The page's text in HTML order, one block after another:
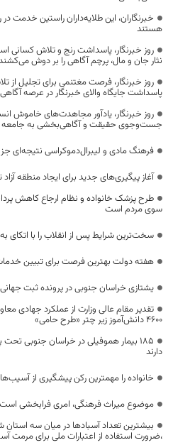
خبرنگاران، این طلایه‌داران راستین خدمت
هستند
روز خبرنگار، پاسداشت رنج و تلاش کسانی
نثار جان و مال، پرچم آگاهی را بر دوش
روز خبرنگار، فرصت مغتنمی برای تجلیل از
پاسداشت جایگاه والای خبرنگار در عرصه
روز خبرنگار، یادآور مجاهدت‌های خاموش
جست‌وجوی حقیقت و آگاهی‌بخشی به جامعه
فرهنگ مادی و لیبرال‌دموکراسی نتیجه‌ای
آغاز پیگیری‌های جدید برای ایجاد منطقه
طرح پزشک خانواده و نظام ارجاع کاهش
سوی مردم است
سخت‌ترین شرایط پس از انقلاب را با
هفته دولت بهترین فرصت برای تبیین
یشتازی خراسان جنوبی در پرونده ثبت
تقدیر مقام عالی وزارت از عملکرد جهادی
۴۶۰۰ دانش‌آموز زیر چتر «طرح حامی»
۱۸۵ بیمار هموفیلی در خراسان جنوبی
دارند
خانواده را مهمترین رکن پیشگیری از
موضوع میراث فرهنگی، امری فرابخشی است
بیشترین تعداد آسبادها در میان سه
،ضرورت استفاده از اعتبارات ملی برای مرمت